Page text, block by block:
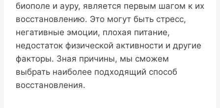
биополе и ауру, является первым шагом к их
восстановлению. Это могут быть стресс,
негативные эмоции, плохая питание,
недостаток физической активности и другие
факторы. Зная причины, мы сможем
выбрать наиболее подходящий способ
восстановления.